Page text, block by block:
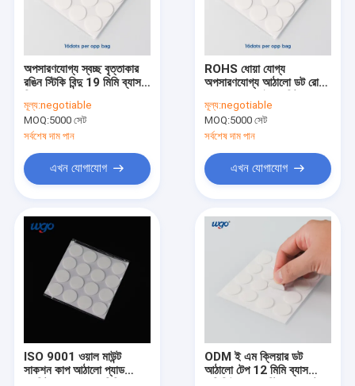
অপসারণযোগ্য স্বচ্ছ বৃত্তাকার
রঙিন স্টিকি বিন্দু 19 মিমি ব্যাস
মূল্য:negotiable
MOQ:5000 সেট
সর্বশেষ দাম পান
এখন যোগাযোগ
ROHS ধোয়া যোগ্য
অপসারণযোগ্য আঠালো ডট রোল
মিমি ব্যাস
মূল্য:negotiable
MOQ:5000 সেট
সর্বশেষ দাম পান
এখন যোগাযোগ
ISO 9001 ওয়াল মাউন্ট
সাকশন কাপ আঠালো প্যাড
ODM ই এম ক্লিয়ার ডট
আঠালো টেপ 12 মিমি ব্যাস